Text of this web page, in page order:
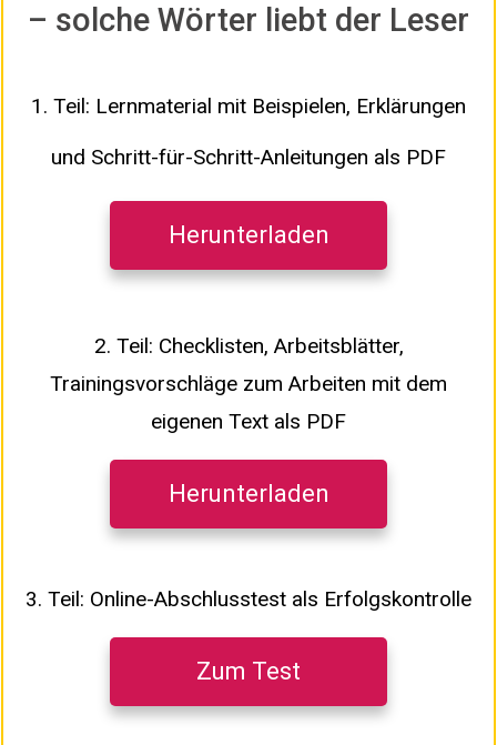
– solche Wörter liebt der Leser
1. Teil: Lernmaterial mit Beispielen, Erklärungen
und Schritt-für-Schritt-Anleitungen als PDF
Herunterladen
2. Teil: Checklisten, Arbeitsblätter,
Trainingsvorschläge zum Arbeiten mit dem
eigenen Text als PDF
Herunterladen
3. Teil: Online-Abschlusstest als Erfolgskontrolle
Zum Test